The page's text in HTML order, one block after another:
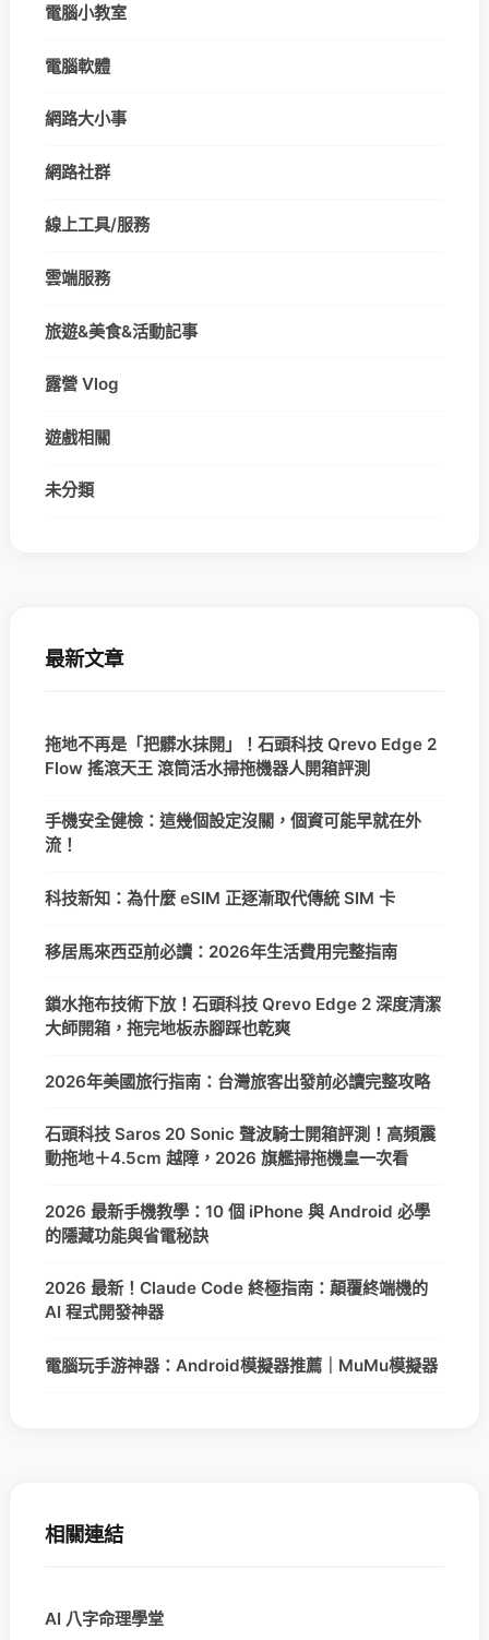
電腦小教室
電腦軟體
網路大小事
網路社群
線上工具/服務
雲端服務
旅遊&美食&活動記事
露營 Vlog
遊戲相關
未分類
最新文章
拖地不再是「把髒水抹開」！石頭科技 Qrevo Edge 2
Flow 搖滾天王 滾筒活水掃拖機器人開箱評測
手機安全健檢：這幾個設定沒關，個資可能早就在外
流！
科技新知：為什麼 eSIM 正逐漸取代傳統 SIM 卡
移居馬來西亞前必讀：2026年生活費用完整指南
鎖水拖布技術下放！石頭科技 Qrevo Edge 2 深度清潔
大師開箱，拖完地板赤腳踩也乾爽
2026年美國旅行指南：台灣旅客出發前必讀完整攻略
石頭科技 Saros 20 Sonic 聲波騎士開箱評測！高頻震
動拖地＋4.5cm 越障，2026 旗艦掃拖機皇一次看
2026 最新手機教學：10 個 iPhone 與 Android 必學
的隱藏功能與省電秘訣
2026 最新！Claude Code 終極指南：顛覆終端機的
AI 程式開發神器
電腦玩手游神器：Android模擬器推薦｜MuMu模擬器
相關連結
AI 八字命理學堂